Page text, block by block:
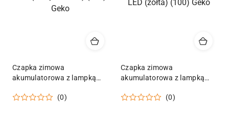
Czapka zimowa
akumulatorowa z lampką
Geko
(0)
Czapka zimowa
akumulatorowa z lampką
(0)